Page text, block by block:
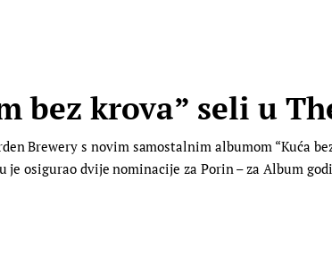
bez krova” seli u
Brewery s novim samostalnim albumom “Kuća
osigurao dvije nominacije za Porin – za Album